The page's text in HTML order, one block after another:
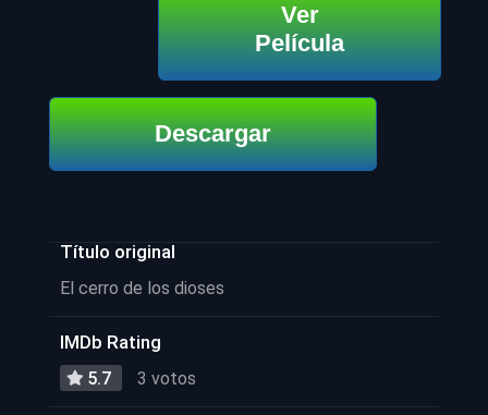
Ver
Película
Descargar
Título original
El cerro de los dioses
IMDb Rating
5.7 3 votos